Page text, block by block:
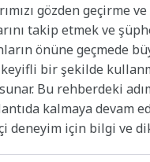
gözden geçirme
takip etmek ve
önüne geçmede
bir şekilde
Bu rehberdeki
kalmaya
için bilgi ve